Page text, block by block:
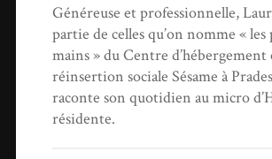
Généreuse et professionnelle,
partie de celles qu’on nomme «
mains » du Centre d’hébergement
réinsertion sociale Sésame à
raconte son quotidien au micro
résidente.